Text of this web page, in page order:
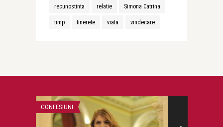
recunostinta relatie Simona Catrina
timp tinerete viata vindecare
CONFESIUNI